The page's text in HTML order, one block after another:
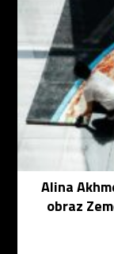
Alina
obraz